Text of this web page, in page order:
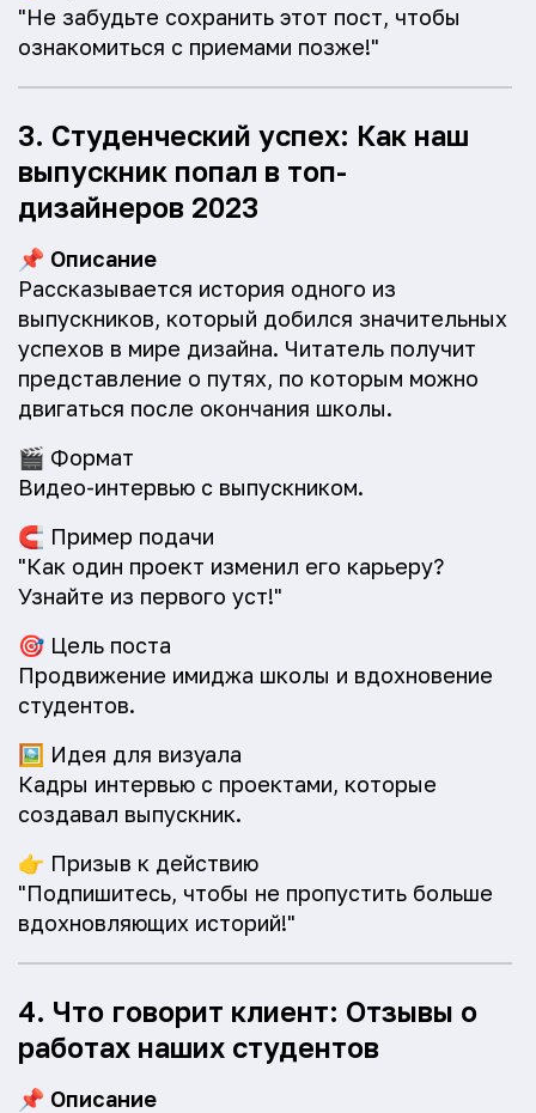
"Не забудьте сохранить этот пост, чтобы
ознакомиться с приемами позже!"
3. Студенческий успех: Как наш
выпускник попал в топ-
дизайнеров 2023
📌 Описание
Рассказывается история одного из
выпускников, который добился значительных
успехов в мире дизайна. Читатель получит
представление о путях, по которым можно
двигаться после окончания школы.
🎬 Формат
Видео-интервью с выпускником.
🧲 Пример подачи
"Как один проект изменил его карьеру?
Узнайте из первого уст!"
🎯 Цель поста
Продвижение имиджа школы и вдохновение
студентов.
🖼️ Идея для визуала
Кадры интервью с проектами, которые
создавал выпускник.
👉 Призыв к действию
"Подпишитесь, чтобы не пропустить больше
вдохновляющих историй!"
4. Что говорит клиент: Отзывы о
работах наших студентов
📌 Описание